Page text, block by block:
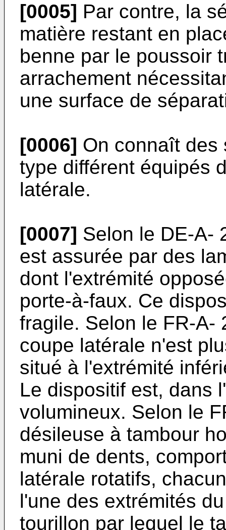
[0005] Par contre, la
matière restant en
benne par le poussoir
arrachement
une surface de
[0006] On connaît des
type différent équipés
latérale.
[0007] Selon le DE-A-
est assurée par des
dont l'extrémité
porte-à-faux. Ce
fragile. Selon le FR-A-
coupe latérale n'est
situé à l'extrémité
Le dispositif est, dans
volumineux. Selon le
désileuse à tambour
muni de dents,
latérale rotatifs,
l'une des extrémités
tourillon par lequel le